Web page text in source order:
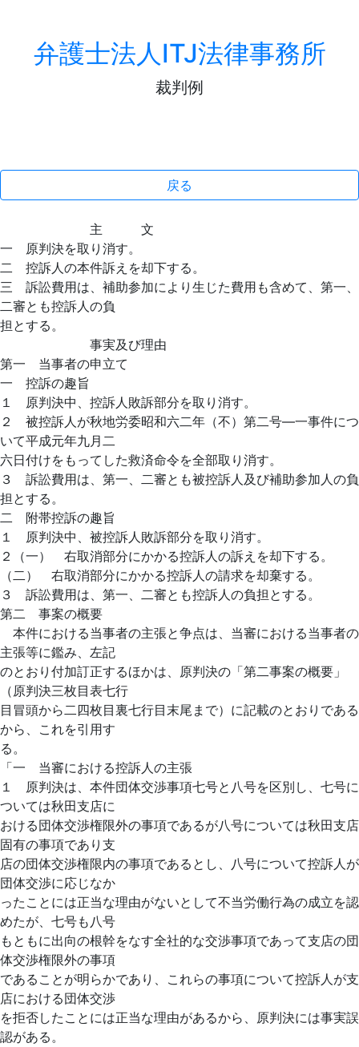
弁護士法人ITJ法律事務所
裁判例
戻る
主 文
一 原判決を取り消す。
二 控訴人の本件訴えを却下する。
三 訴訟費用は、補助参加により生じた費用も含めて、第一、
二審とも控訴人の負
担とする。
事実及び理由
第一 当事者の申立て
一 控訴の趣旨
１ 原判決中、控訴人敗訴部分を取り消す。
２ 被控訴人が秋地労委昭和六二年（不）第二号―一事件につ
いて平成元年九月二
六日付けをもってした救済命令を全部取り消す。
３ 訴訟費用は、第一、二審とも被控訴人及び補助参加人の負
担とする。
二 附帯控訴の趣旨
１ 原判決中、被控訴人敗訴部分を取り消す。
２（一） 右取消部分にかかる控訴人の訴えを却下する。
（二） 右取消部分にかかる控訴人の請求を却棄する。
３ 訴訟費用は、第一、二審とも控訴人の負担とする。
第二 事案の概要
本件における当事者の主張と争点は、当審における当事者の
主張等に鑑み、左記
のとおり付加訂正するほかは、原判決の「第二事案の概要」
（原判決三枚目表七行
目冒頭から二四枚目裏七行目末尾まで）に記載のとおりである
から、これを引用す
る。
「一 当審における控訴人の主張
１ 原判決は、本件団体交渉事項七号と八号を区別し、七号に
ついては秋田支店に
おける団体交渉権限外の事項であるが八号については秋田支店
固有の事項であり支
店の団体交渉権限内の事項であるとし、八号について控訴人が
団体交渉に応じなか
ったことには正当な理由がないとして不当労働行為の成立を認
めたが、七号も八号
もともに出向の根幹をなす全社的な交渉事項であって支店の団
体交渉権限外の事項
であることが明らかであり、これらの事項について控訴人が支
店における団体交渉
を拒否したことには正当な理由があるから、原判決には事実誤
認がある。